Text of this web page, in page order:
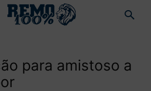
para amistoso a